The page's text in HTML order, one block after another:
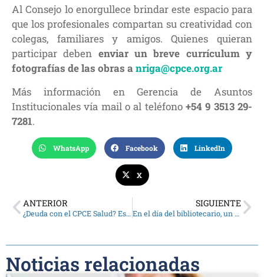
Al Consejo lo enorgullece brindar este espacio para
que los profesionales compartan su creatividad con
colegas, familiares y amigos. Quienes quieran
participar deben enviar un breve currículum y
fotografías de las obras anriga@cpce.org.ar
Más información en Gerencia de Asuntos
Institucionales vía mail o al teléfono +54 9 3513 29-
7281.
WhatsApp Facebook LinkedIn
X
ANTERIOR
¿Deuda con el CPCE Salud? Esto hay que hacer
SIGUIENTE
En el día del bibliotecario, un especial reconocimiento a los de la biblioteca del CPCE
Noticias relacionadas